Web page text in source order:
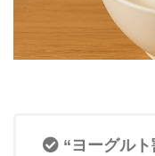
“ヨーグルト